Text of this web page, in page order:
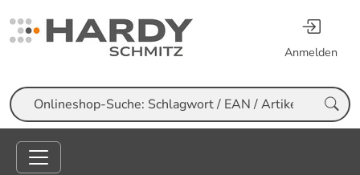
Anmelden
Suche